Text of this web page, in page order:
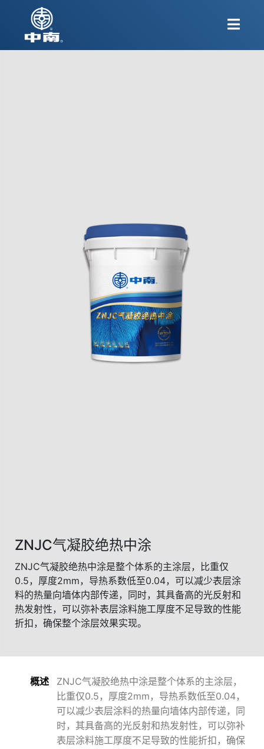
ZNJC气凝胶绝热中涂
ZNJC气凝胶绝热中涂是整个体系的主涂层，比重仅
0.5，厚度2mm，导热系数低至0.04，可以减少表层涂
料的热量向墙体内部传递，同时，其具备高的光反射和
热发射性，可以弥补表层涂料施工厚度不足导致的性能
折扣，确保整个涂层效果实现。
概述
ZNJC气凝胶绝热中涂是整个体系的主涂层，
比重仅0.5，厚度2mm，导热系数低至0.04，
可以减少表层涂料的热量向墙体内部传递，同
时，其具备高的光反射和热发射性，可以弥补
表层涂料施工厚度不足导致的性能折扣，确保